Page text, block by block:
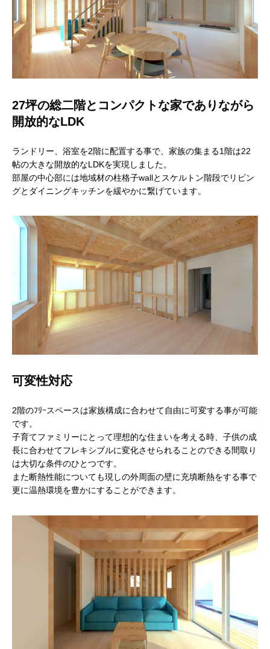
27坪の総二階とコンパクトな家でありながら
開放的なLDK
ランドリー、浴室を2階に配置する事で、家族の集まる1階は22
帖の大きな開放的なLDKを実現しました。
部屋の中心部には地域材の柱格子wallとスケルトン階段でリビン
グとダイニングキッチンを緩やかに繋げています。
可変性対応
2階のﾌﾘｰスペースは家族構成に合わせて自由に可変する事が可能
です。
子育てファミリーにとって理想的な住まいを考える時、子供の成
長に合わせてフレキシブルに変化させられることのできる間取り
は大切な条件のひとつです。
また断熱性能についても現しの外周面の壁に充填断熱をする事で
更に温熱環境を豊かにすることができます。